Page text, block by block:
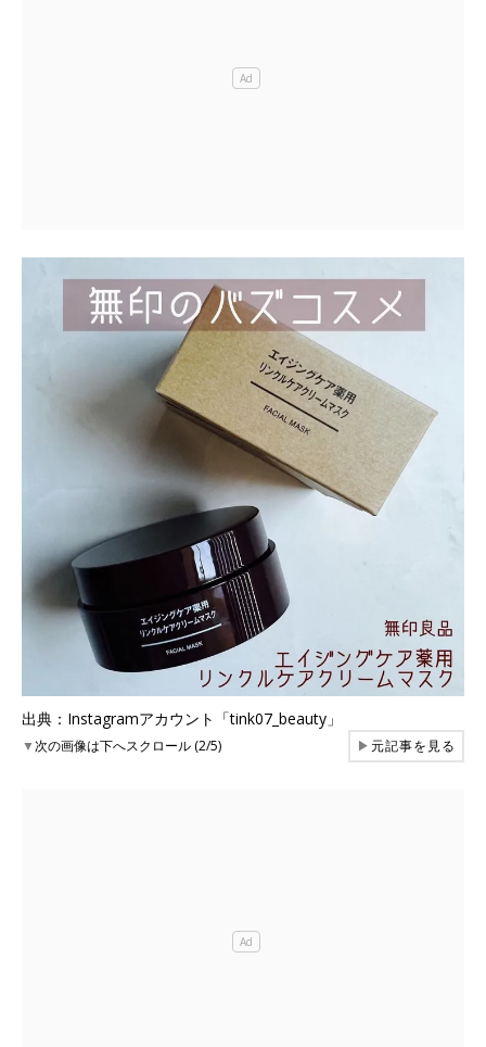
出典：Instagramアカウント「tink07_beauty」
▼次の画像は下へスクロール (2/5) ▶元記事を見る